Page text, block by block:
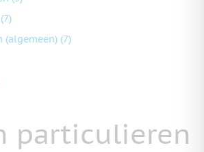
particulieren
(7)
(algemeen) (7)